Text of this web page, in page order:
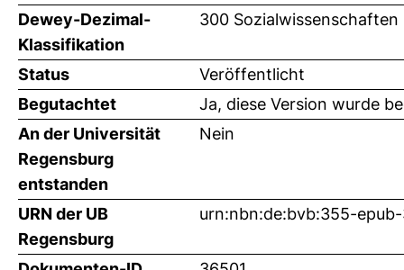
Dewey-Dezimal-
Klassifikation
300
Status
Veröffentlicht
Begutachtet
Ja, diese Version wurde
An der Universität
Regensburg
entstanden
Nein
URN der UB
Regensburg
urn:nbn:de:bvb:355-